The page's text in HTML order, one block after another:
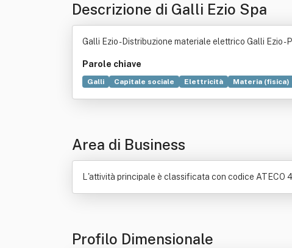
Descrizione di Galli Ezio Spa
Galli Ezio - Distribuzione materiale elettrico Galli Ezio -
Parole chiave
Galli Capitale sociale Elettricità Materia (fisica)
Area di Business
L'attività principale è classificata con codice ATECO
Profilo Dimensionale